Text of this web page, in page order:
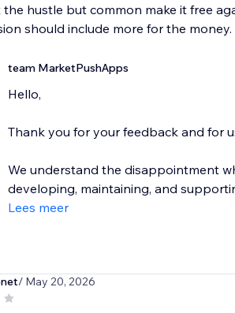
the hustle but common make it free
should include more for the money.
team MarketPushApps
Hello,
Thank you for your feedback and for
We understand the disappointment
developing, maintaining, and
Lees meer
/ May 20, 2026